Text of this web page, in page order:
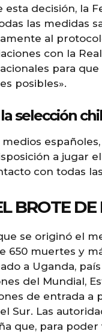
esta decisión, la
las medidas
al
con la
para
posibles».
selección
a jugar
con todas
BROTE DE
se originó el
650 muertes y
a Uganda,
del Mundial,
de entrada a
Sur. Las
que, para